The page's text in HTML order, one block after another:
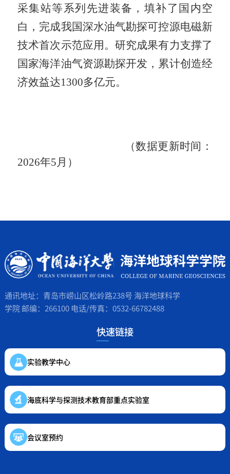
采集站等系列先进装备，填补了国内空
白，完成我国深水油气勘探可控源电磁新
技术首次示范应用。研究成果有力支撑了
国家海洋油气资源勘探开发，累计创造经
济效益达1300多亿元。
（数据更新时间：
2026年5 月）
通讯地址：青岛市崂山区松岭路238号 海洋地球科学
学院 邮编：266100 电话/传真：0532-66782488
快速链接
实验教学中心
海底科学与探测技术教育部重点实验室
会议室预约